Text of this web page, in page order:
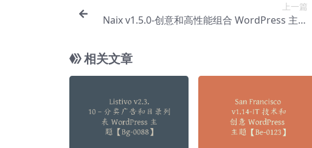
上一篇
Naix v1.5.0-创意和高性能组合 WordPress 主题
相关文章